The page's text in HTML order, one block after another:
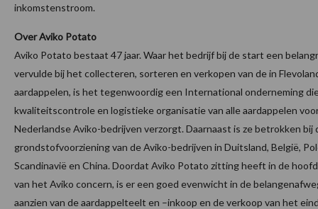
inkomstenstroom.
Over Aviko Potato
Aviko Potato bestaat 47 jaar. Waar het bedrijf bij de start een
vervulde bij het collecteren, sorteren en verkopen van de in
aardappelen, is het tegenwoordig een International onderneming
kwaliteitscontrole en logistieke organisatie van alle aardappelen
Nederlandse Aviko-bedrijven verzorgt. Daarnaast is ze betrokken bij
grondstofvoorziening van de Aviko-bedrijven in Duitsland, België,
Scandinavië en China. Doordat Aviko Potato zitting heeft in de
van het Aviko concern, is er een goed evenwicht in de
aanzien van de aardappelteelt en –inkoop en de verkoop van het